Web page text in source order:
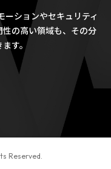
ーションやセキュリティ
の高い領域も、その分
ます。
Reserved.